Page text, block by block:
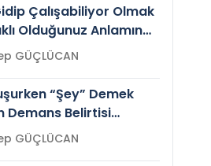
Çalışabiliyor Olmak
Olduğunuz Anlamına
mi?Zeynep GÜÇLÜCAN
“Şey” Demek
Demans Belirtisi
mi?
Zeynep GÜÇLÜCAN